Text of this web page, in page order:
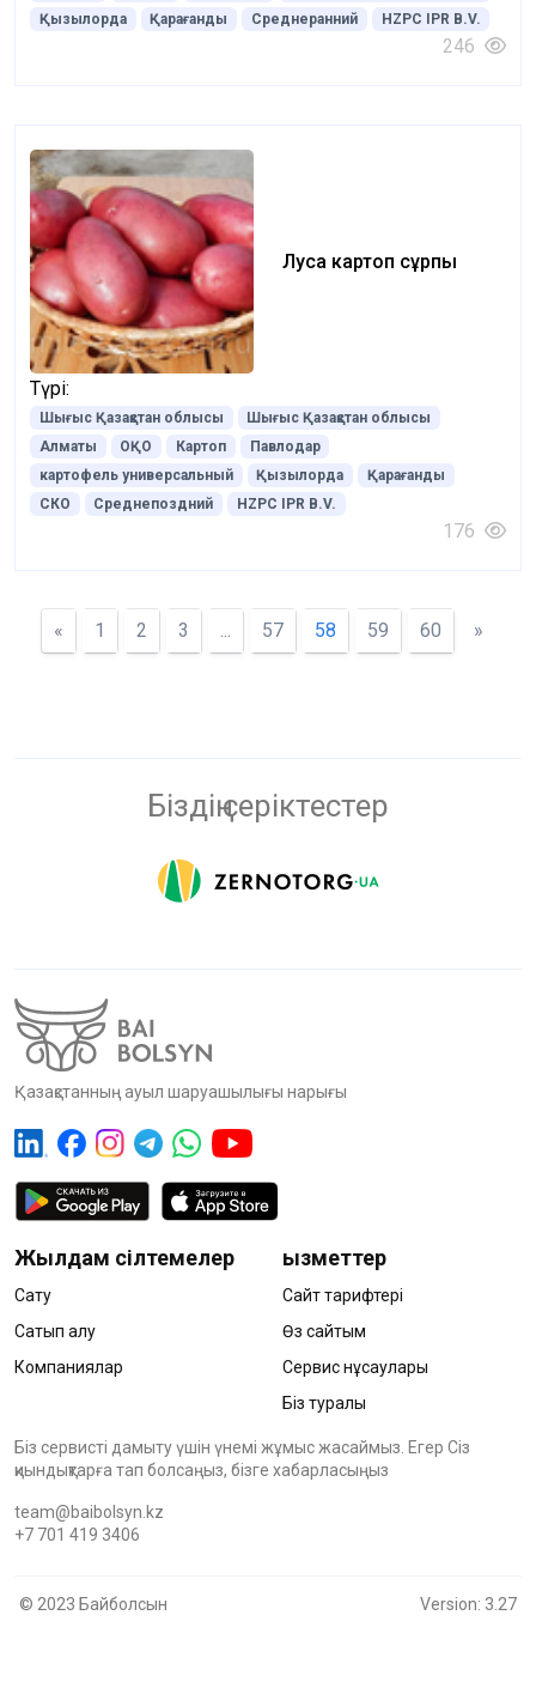
Қызылорда
Қарағанды Среднеранний HZPC IPR B.V.
246
Луса картоп сұрпы
Түрі:
Шығыс Қазақстан облысы
Шығыс Қазақстан облысы
Алматы
ОҚО Картоп
Павлодар
картофель универсальный
Қызылорда
Қарағанды
СКО
Среднепоздний HZPC IPR B.V.
176
« 1 2 3 ... 57 58 59 60 »
Біздің серіктестер
Қазақстанның ауыл шаруашылығы нарығы
Жылдам сілтемелер
Сату
Сатып алу
Компаниялар
Қызметтер
Сайт тарифтері
Өз сайтым
Сервис нұсқаулары
Біз туралы
Біз сервисті дамыту үшін үнемі жұмыс жасаймыз. Егер Сіз
қиындықтарға тап болсаңыз, бізге хабарласыңыз
team@baibolsyn.kz
+7 701 419 3406
© 2023 Байболсын Version: 3.27